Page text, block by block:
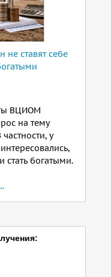
не ставят себе
ВЦИОМ
на тему
частности, у
стать богатыми.